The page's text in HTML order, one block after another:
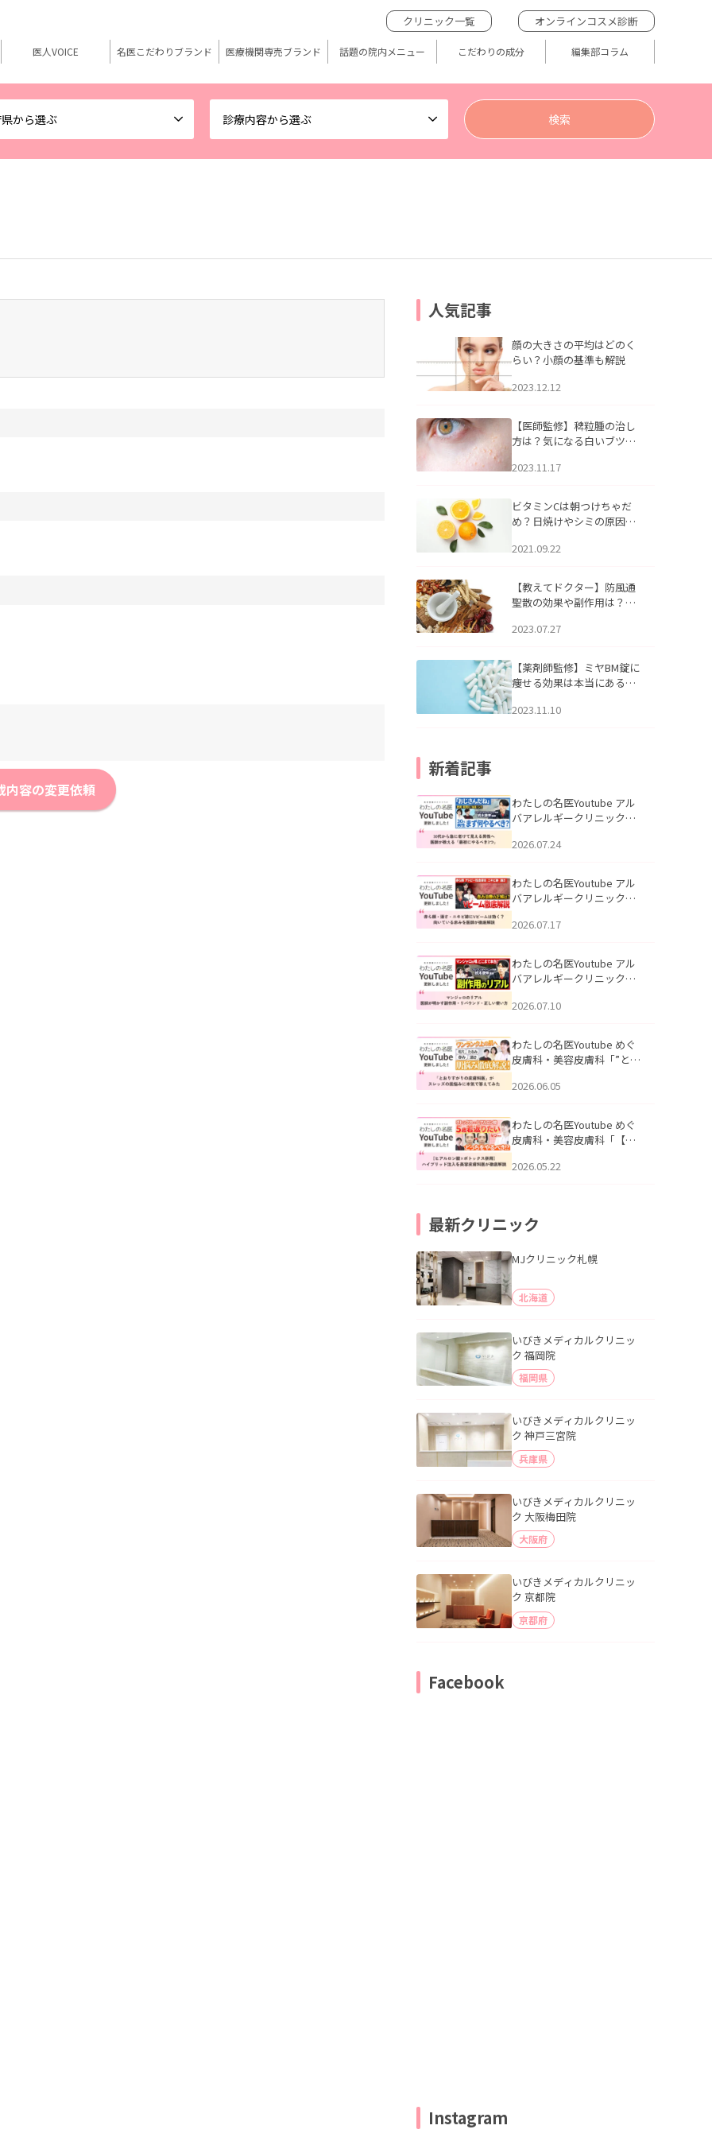
から選ぶ 診療内容から選ぶ
クリニック一覧 オンラインコスメ診断
医人VOICE 名医こだわりブランド 医療機関専売ブランド 話題の院内メニュー こだわりの成分 編集部コラム
内容の変更依頼
人気記事
顔の大きさの平均はどのく
らい？小顔の基準も解説
2023.12.12
【医師監修】稗粒腫の治し
方は？気になる白いブツブ
アについて
2023.11.17
ビタミンCは朝つけちゃだ
め？日焼けやシミの原因に
2021.09.22
【教えてドクター】防風通
聖散の効果や副作用は？長
2023.07.27
【薬剤師監修】ミヤBM錠に
痩せる効果は本当にある
2023.11.10
新着記事
わたしの名医Youtube アル
バアレルギークリニック札
える男性へ｜医師が教える
公開いたしました。
2026.07.24
わたしの名医Youtube アル
バアレルギークリニック札
跡にVビームは効く？向いて
説」を公開いたしました。
2026.07.17
わたしの名医Youtube アル
バアレルギークリニック札
医師が明かす副作用・リバ
公開いたしました。
2026.07.10
わたしの名医Youtube めぐ
皮膚科・美容皮膚科「”とお
ッズの肌悩みに本気で答え
た。
2026.06.05
わたしの名医Youtube めぐ
皮膚科・美容皮膚科「【ヒ
用】ハイブリッド注入を美
2026.05.22
最新クリニック
MJクリニック札幌
北海道
いびきメディカルクリニッ
ク 福岡院
福岡県
いびきメディカルクリニッ
ク 神戸三宮院
兵庫県
いびきメディカルクリニッ
ク 大阪梅田院
大阪府
いびきメディカルクリニッ
ク 京都院
京都府
Facebook
Instagram